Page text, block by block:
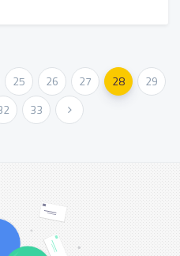
25 26 27 28
29
33 Next »